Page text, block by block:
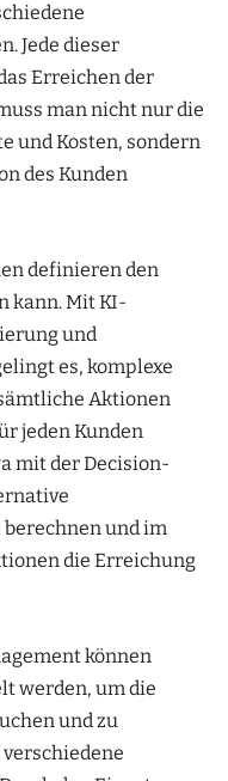
Jede dieser
Erreichen der
man nicht nur die
und Kosten, sondern
des Kunden
definieren den
kann. Mit KI-
und
es, komplexe
Aktionen
jeden Kunden
mit der Decision-
und im
die Erreichung
können
werden, um die
und zu